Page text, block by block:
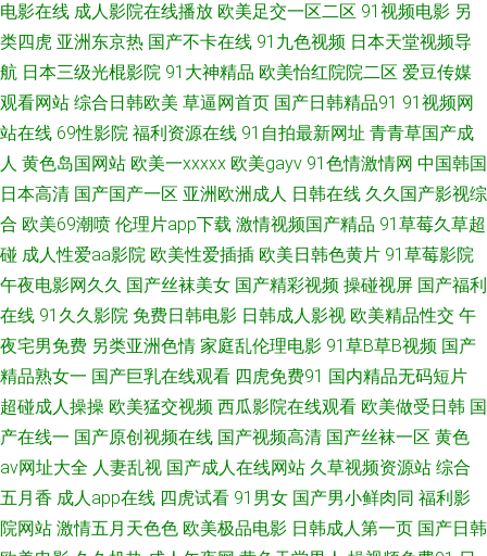
97 AVV天堂 91黄色视频精品 伊人九九五五 91黑丝网站 91地址在线导航黑
料 91av狼友 影音先鋒日韩在線播 91伦理 91海外视频免费观看 91国产传媒
在线观看 91白丝国产在线 91九色蝌蚪视频网站 91极品直看片在线 91白嫩
视频精品 伊人久大av 91shiping在线 1024国产精品 性爱麻豆 四虎行色 日韩
a片日韩 午夜韩国区二区 色蜜桃91 青娱乐先锋影音 久久视品 国产黄在线免
费观看 韩国色淫网 国内精品综久久 国产成人欧美首页 av高潮喷水一区二 国
产高清地址一二三 草逼视频高清无码 91网页入口免费www 91在线微拍视频
91社在线视频 91社区熟女 91九色首页绿帽 俺去拉综合网址 欧美亚洲春色
欧美另类视频 欧美日韩色五月 玖玖re 日韩新片网桃色AV 91夜夜撸福利视频
青青草青娱乐 国产草草草久久www 91在线鲁 日韩精品久久 91福利视屏免费
电影在线 成人影院在线播放 欧美足交一区二区 91视频电影 另
类四虎 亚洲东京热 国产不卡在线 91九色视频 日本天堂视频导
航 日本三级光棍影院 91大神精品 欧美怡红院院二区 爱豆传媒
观看网站 综合日韩欧美 草逼网首页 国产日韩精品91 91视频网
站在线 69性影院 福利资源在线 91自拍最新网址 青青草国产成
人 黄色岛国网站 欧美一xxxxx 欧美gayv 91色情激情网 中国韩国
日本高清 国产国产一区 亚洲欧洲成人 日韩在线 久久国产影视综
合 欧美69潮喷 伦理片app下载 激情视频国产精品 91草莓久草超
碰 成人性爱aa影院 欧美性爱插插 欧美日韩色黄片 91草莓影院
午夜电影网久久 国产丝袜美女 国产精彩视频 操碰视屏 国产福利
在线 91久久影院 免费日韩电影 日韩成人影视 欧美精品性交 午
夜宅男免费 另类亚洲色情 家庭乱伦理电影 91草B草B视频 国产
精品熟女一 国产巨乳在线观看 四虎免费91 国内精品无码短片
超碰成人操操 欧美猛交视频 西瓜影院在线观看 欧美做受日韩 国
产在线一 国产原创视频在线 国产视频高清 国产丝袜一区 黄色
av网址大全 人妻乱视 国产成人在线网站 久草视频资源站 综合
五月香 成人app在线 四虎试看 91男女 国产男小鲜肉同 福利影
院网站 激情五月天色色 欧美极品电影 日韩成人第一页 国产日韩